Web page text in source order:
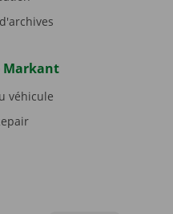
Markant
véhicule